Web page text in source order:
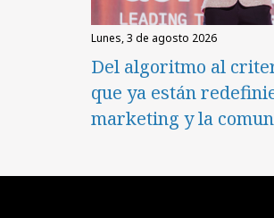
lunes, 3 de agosto 2026
Del algoritmo al
que ya están
marketing y la